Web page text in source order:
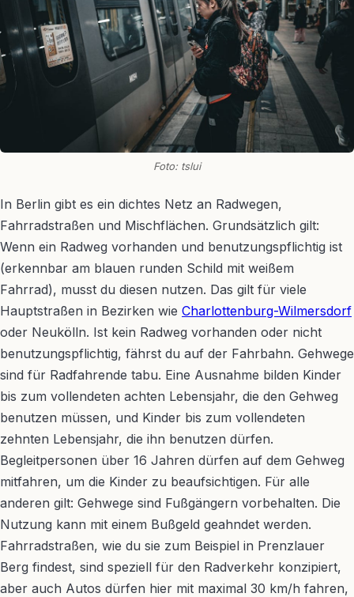
Foto: tslui
In Berlin gibt es ein dichtes Netz an Radwegen,
Fahrradstraßen und Mischflächen. Grundsätzlich gilt:
Wenn ein Radweg vorhanden und benutzungspflichtig ist
(erkennbar am blauen runden Schild mit weißem
Fahrrad), musst du diesen nutzen. Das gilt für viele
Hauptstraßen in Bezirken wie Charlottenburg-Wilmersdorf
oder Neukölln. Ist kein Radweg vorhanden oder nicht
benutzungspflichtig, fährst du auf der Fahrbahn. Gehwege
sind für Radfahrende tabu. Eine Ausnahme bilden Kinder
bis zum vollendeten achten Lebensjahr, die den Gehweg
benutzen müssen, und Kinder bis zum vollendeten
zehnten Lebensjahr, die ihn benutzen dürfen.
Begleitpersonen über 16 Jahren dürfen auf dem Gehweg
mitfahren, um die Kinder zu beaufsichtigen. Für alle
anderen gilt: Gehwege sind Fußgängern vorbehalten. Die
Nutzung kann mit einem Bußgeld geahndet werden.
Fahrradstraßen, wie du sie zum Beispiel in Prenzlauer
Berg findest, sind speziell für den Radverkehr konzipiert,
aber auch Autos dürfen hier mit maximal 30 km/h fahren,